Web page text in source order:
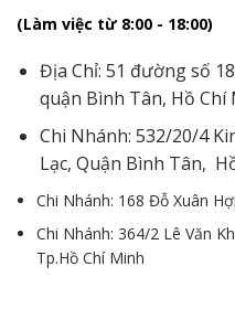
(Làm việc từ 8:00 - 18:00)
Địa Chỉ: 51 đường số
quận Bình Tân, Hồ Chí
Chi Nhánh: 532/20/4
Lạc, Quận Bình Tân,
Chi Nhánh: 168 Đỗ Xuân
Chi Nhánh: 364/2 Lê Văn
Tp.Hồ Chí Minh